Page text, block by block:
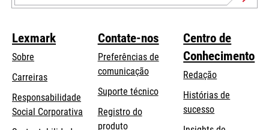
Lexmark
Sobre
Carreiras
Responsabilidade
Social Corporativa opens
Contate-nos
Preferências de
comunicação
Suporte técnicoopens
Registro do
produto
Centro de
Conhecimento
Redação
Histórias de
sucesso